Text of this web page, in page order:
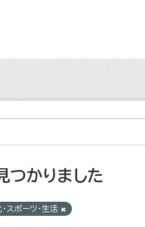
つかりました
スポーツ・生活